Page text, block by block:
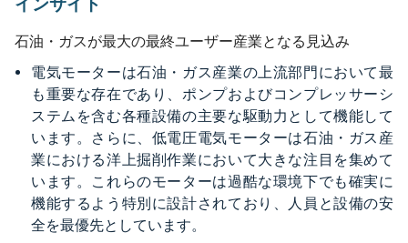
石油・ガスが最大の最終ユーザー産業となる見込み
電気モーターは石油・ガス産業の上流部門において最
も重要な存在であり、ポンプおよびコンプレッサーシ
ステムを含む各種設備の主要な駆動力として機能して
います。さらに、低電圧電気モーターは石油・ガス産
業における洋上掘削作業において大きな注目を集めて
います。これらのモーターは過酷な環境下でも確実に
機能するよう特別に設計されており、人員と設備の安
全を最優先としています。